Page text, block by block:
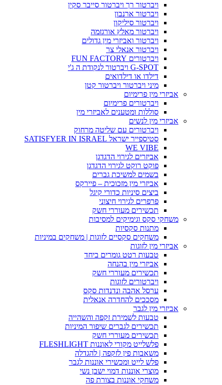
ויברטור רך ויברטור סייבר סקין
ויברטור ארנבון
ויברטור סיליקון
ויברטור מאלץ אורגזמה
ויברטור ואביזרי מין גדולים
ויברטור אנאלי צר
ויברטורים FUN FACTORY
G-SPOT ויברטור לנקודת ה ג'י
דילדו או דילדואים
מיני ויברטור ויברטור קטן
אביזרי מין פרימיום
ויברטורים פרימיום
סוללות ומטענים לאביזרי מין
אביזרי מין לנשים
ויברטורים עם שליטה מרחוק
סטיספייר ישראל SATISFYER IN ISRAEL
WE VIBE
אביזרים לגירוי הדגדגן
פוקט רוקט לגירוי הדגדגן
בשמים למשיכת גברים
אביזרי מין מזכוכית – פיירקס
ביצים סיניות כדורי קיגל
פרפרים לגירוי חיצוני
תכשירים מעוררי חשק
משחקי סקס וגימיקים למסיבות
מתנות סקסיות
משחקים סקסיים לזוגות | משחקים במיניות
אביזרי מין לזוגות
טבעות רטט גומרים ביחד
אביזרי מין בהנחה
תכשירים מעוררי חשק
ויברטורים לזוגות
ערסל אהבה ונדנדות סקס
מסככים להחדרה אנאלית
אביזרי מין לגבר
טבעות לשמירת זקפה והשהייה
תכשירים לגברים שיפור המיניות
תכשירים מעוררי חשק
פלשלייט מקורי לאוננות FLESHLIGHT
משאבות פין לזקפה | להגדלה
פלש לייט ומכשירי אוננות לגבר
מוצרי אוננות דמוי ישבן נשי
משחקי אוננות בצורת פה